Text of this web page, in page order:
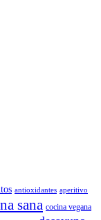
antioxidantes aperitivo
sana cocina vegana